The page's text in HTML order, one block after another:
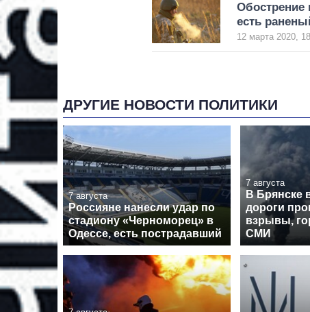
Обострение
есть
12 марта 2020,
ДРУГИЕ НОВОСТИ ПОЛИТИКИ
7 августа
Россияне нанесли удар по
стадиону «Черноморец» в
Одессе, есть пострадавший
7 августа
В Брянске
дороги
взрывы,
СМИ